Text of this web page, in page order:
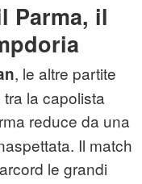
Parma, il
, le altre partite
la capolista
reduce da una
Il match
le grandi